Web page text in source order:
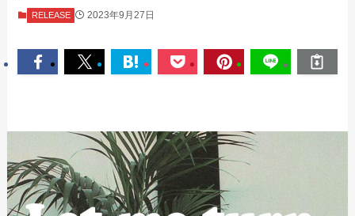
RELEASE 2023年9月27日